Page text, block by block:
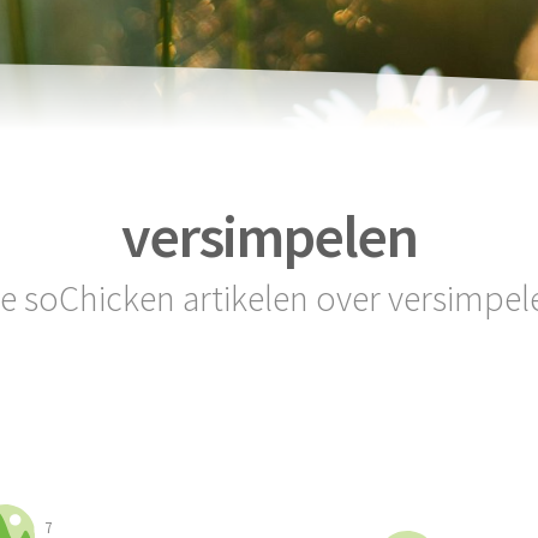
versimpelen
soChicken artikelen over
7